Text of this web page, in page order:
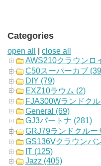
Categories
open all
close all
AWS210クラウンロ
C50スーパーカブ
DIY (79)
EXZ10ラウム (2)
FJA300Wランドク
General (69)
GJ3パートナ (281)
GRJ79ランドクルー
GS136Vクラウンバ
IT (125)
Jazz (405)